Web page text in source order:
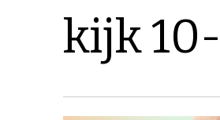
kijk